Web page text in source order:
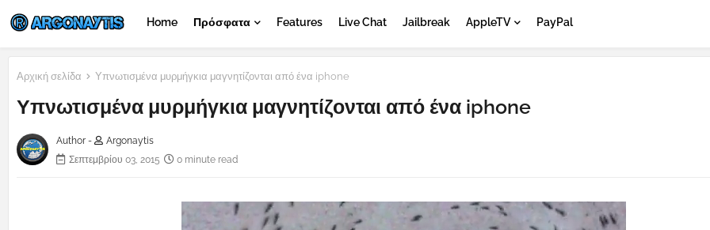
Home Πρόσφατα Features Live Chat Jailbreak AppleTV PayPal
Αρχική σελίδα Υπνωτισμένα μυρμήγκια μαγνητίζονται από ένα iphone
Υπνωτισμένα μυρμήγκια μαγνητίζονται από ένα iphone
Author -
Argonaytis
Σεπτεμβρίου 03, 2015
0 minute read